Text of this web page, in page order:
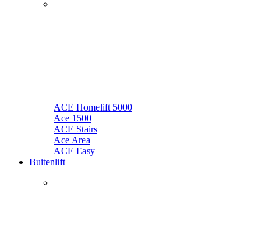
ACE Homelift 5000
Ace 1500
ACE Stairs
Ace Area
ACE Easy
Buitenlift